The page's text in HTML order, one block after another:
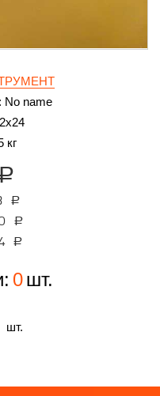
No name
кг
a
a
a
0 шт.
шт.